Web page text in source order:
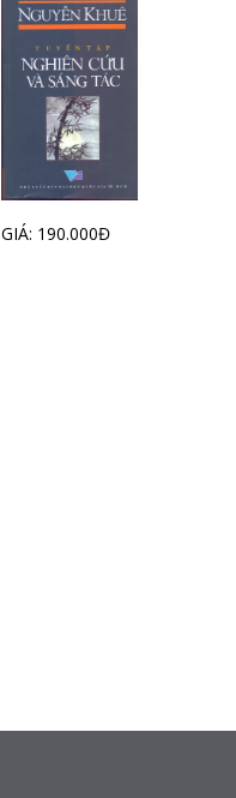
GIÁ: 190.000Đ